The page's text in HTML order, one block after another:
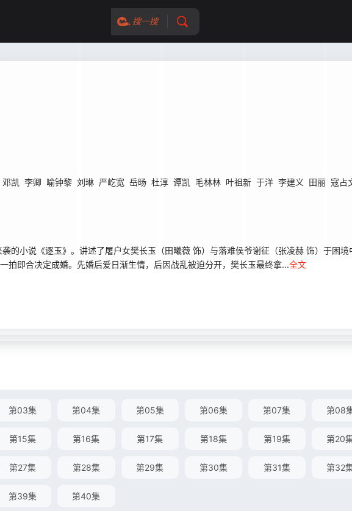
搜一搜
邓凯 李卿 喻钟黎 刘琳 严屹宽 岳旸 杜淳 谭凯 毛林林 叶祖新 于洋 李建义 田丽 寇占
的小说《逐玉》。讲述了屠户女樊长玉（田曦薇 饰）与落难侯爷谢征（张凌赫 饰）于困境
拍即合决定成婚。先婚后爱日渐生情，后因战乱被迫分开，樊长玉最终拿...全文
第03集 第04集 第05集 第06集 第07集 第08
第15集 第16集 第17集 第18集 第19集 第20
第27集 第28集 第29集 第30集 第31集 第32
第39集 第40集